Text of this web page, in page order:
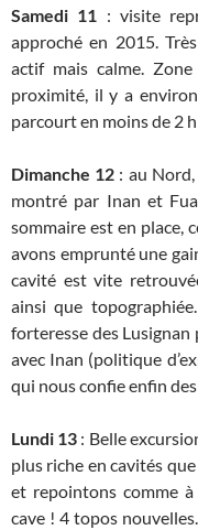
Samedi 11 : visite
approché en 2015.
actif mais calme.
proximité, il y a
parcourt en moins de 2
Dimanche 12 : au
montré par Inan et
sommaire est en place,
avons emprunté une
cavité est vite
ainsi que
forteresse des Lusignan
avec Inan (politique
qui nous confie enfin
Lundi 13 : Belle
plus riche en cavités
et repointons comme
cave ! 4 topos